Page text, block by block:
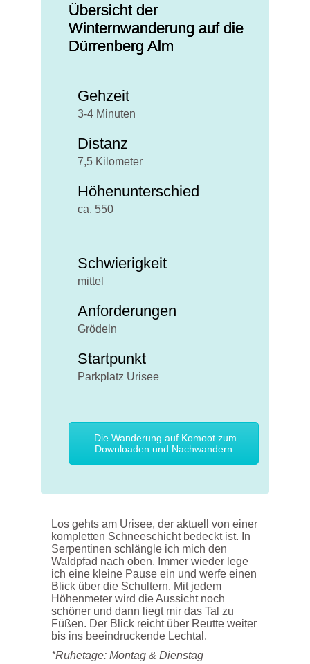
Übersicht der
Winternwanderung auf die
Dürrenberg Alm
Gehzeit
3-4 Minuten
Distanz
7,5 Kilometer
Höhenunterschied
ca. 550
Schwierigkeit
mittel
Anforderungen
Grödeln
Startpunkt
Parkplatz Urisee
Die Wanderung auf Komoot zum
Downloaden und Nachwandern
Los gehts am Urisee, der aktuell von einer
kompletten Schneeschicht bedeckt ist. In
Serpentinen schlängle ich mich den
Waldpfad nach oben. Immer wieder lege
ich eine kleine Pause ein und werfe einen
Blick über die Schultern. Mit jedem
Höhenmeter wird die Aussicht noch
schöner und dann liegt mir das Tal zu
Füßen. Der Blick reicht über Reutte weiter
bis ins beeindruckende Lechtal.
*Ruhetage: Montag & Dienstag